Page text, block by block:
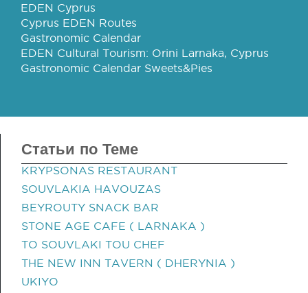
EDEN Cyprus
Cyprus EDEN Routes
Gastronomic Calendar
EDEN Cultural Tourism: Orini Larnaka, Cyprus
Gastronomic Calendar Sweets&Pies
Статьи по Теме
KRYPSONAS RESTAURANT
SOUVLAKIA HAVOUZAS
BEYROUTY SNACK BAR
STONE AGE CAFE ( LARNAKA )
TO SOUVLAKI TOU CHEF
THE NEW INN TAVERN ( DHERYNIA )
UKIYO